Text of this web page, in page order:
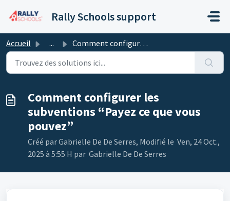
Rally Schools support
Accueil ... Comment configurer les subventions “Payez ce que vous pou...
Comment configurer les
subventions “Payez ce que vous
pouvez”
Créé par Gabrielle De De Serres, Modifié le Ven, 24 Oct.,
2025 à 5:55 H par Gabrielle De De Serres